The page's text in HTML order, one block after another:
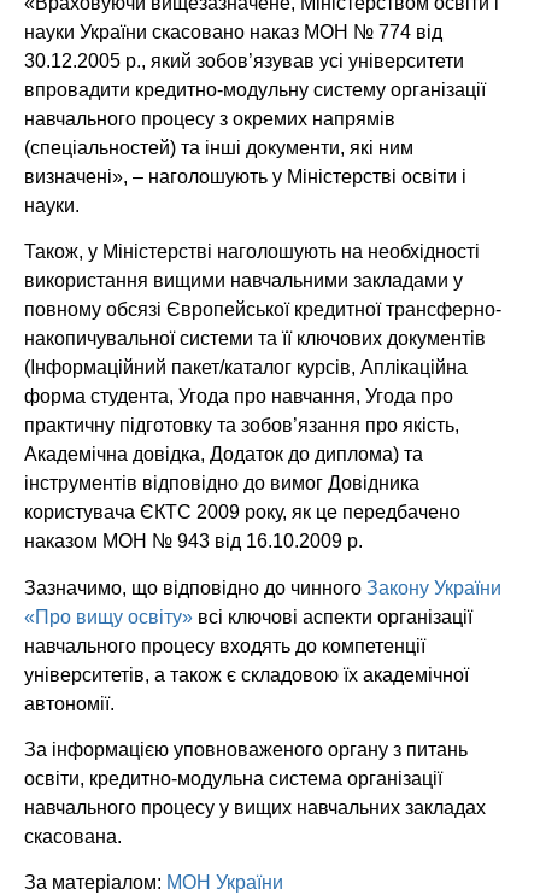
науки України скасовано наказ МОН № 774 від
30.12.2005 р., який зобов’язував усі університети
впровадити кредитно-модульну систему організації
навчального процесу з окремих напрямів
(спеціальностей) та інші документи, які ним
визначені», – наголошують у Міністерстві освіти і
науки.
Також, у Міністерстві наголошують на необхідності
використання вищими навчальними закладами у
повному обсязі Європейської кредитної трансферно-
накопичувальної системи та її ключових документів
(Інформаційний пакет/каталог курсів, Аплікаційна
форма студента, Угода про навчання, Угода про
практичну підготовку та зобов’язання про якість,
Академічна довідка, Додаток до диплома) та
інструментів відповідно до вимог Довідника
користувача ЄКТС 2009 року, як це передбачено
наказом МОН № 943 від 16.10.2009 р.
Зазначимо, що відповідно до чинного Закону України
«Про вищу освіту» всі ключові аспекти організації
навчального процесу входять до компетенції
університетів, а також є складовою їх академічної
автономії.
За інформацією уповноваженого органу з питань
освіти, кредитно-модульна система організації
навчального процесу у вищих навчальних закладах
скасована.
За матеріалом: МОН України